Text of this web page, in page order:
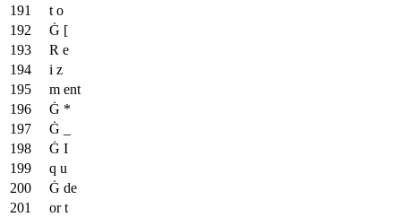
t o
Ġ [
R e
i z
m ent
Ġ *
Ġ _
Ġ I
q u
Ġ de
or t